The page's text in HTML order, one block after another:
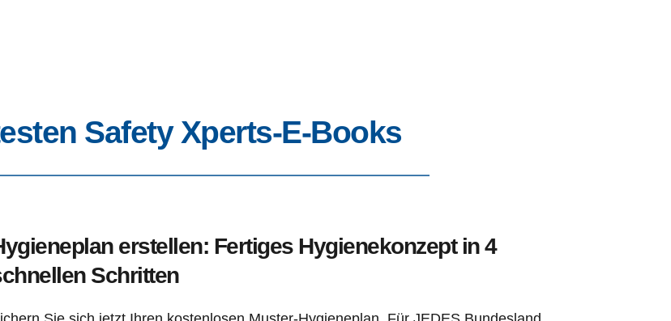
Safety Xperts-E-Books
erstellen: Fertiges Hygienekonzept in 4
Schritten